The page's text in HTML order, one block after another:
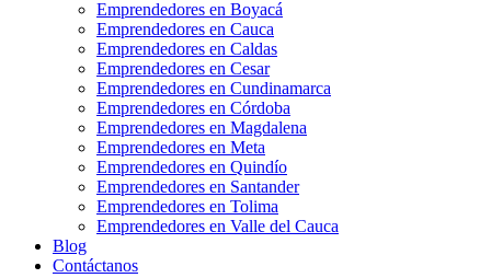
Emprendedores en Boyacá
Emprendedores en Cauca
Emprendedores en Caldas
Emprendedores en Cesar
Emprendedores en Cundinamarca
Emprendedores en Córdoba
Emprendedores en Magdalena
Emprendedores en Meta
Emprendedores en Quindío
Emprendedores en Santander
Emprendedores en Tolima
Emprendedores en Valle del Cauca
Blog
Contáctanos